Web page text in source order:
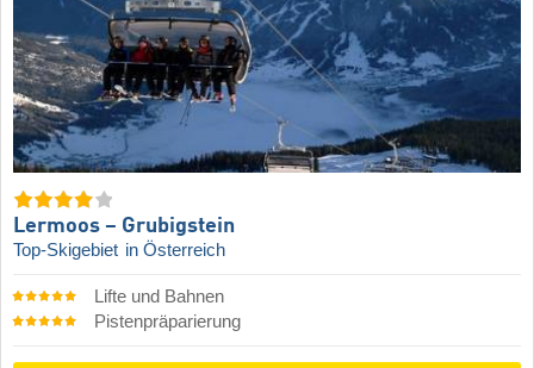
Lermoos – Grubigstein
Top-Skigebiet in Österreich
Lifte und Bahnen
Pistenpräparierung